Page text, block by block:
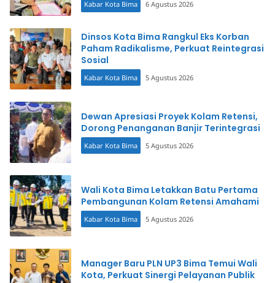
Kabar Kota Bima 6 Agustus 2026
Dinsos Kota Bima Rangkul Eks Korban
Paham Radikalisme, Perkuat Reintegrasi
Sosial
Kabar Kota Bima 5 Agustus 2026
Dewan Apresiasi Proyek Kolam Retensi,
Dorong Penanganan Banjir Terintegrasi
Kabar Kota Bima 5 Agustus 2026
Wali Kota Bima Letakkan Batu Pertama
Pembangunan Kolam Retensi Amahami
Kabar Kota Bima 5 Agustus 2026
Manager Baru PLN UP3 Bima Temui Wali
Kota, Perkuat Sinergi Pelayanan Publik